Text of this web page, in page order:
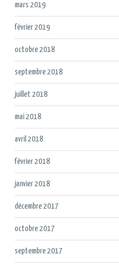
mars 2019
février 2019
octobre 2018
septembre 2018
juillet 2018
mai 2018
avril 2018
février 2018
janvier 2018
décembre 2017
octobre 2017
septembre 2017